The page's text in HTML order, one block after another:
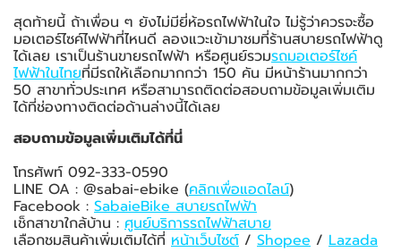
สุดท้ายนี้ ถ้าเพื่อน ๆ ยังไม่มียี่ห้อรถไฟฟ้าในใจ ไม่รู้ว่าควรจะซื้อ
มอเตอร์ไซค์ไฟฟ้าที่ไหนดี ลองแวะเข้ามาชมที่ร้านสบายรถไฟฟ้าดู
ได้เลย เราเป็นร้านขายรถไฟฟ้า หรือศูนย์รวมรถมอเตอร์ไซค์
ไฟฟ้าในไทยที่มีรถให้เลือกมากกว่า 150 คัน มีหน้าร้านมากกว่า
50 สาขาทั่วประเทศ หรือสามารถติดต่อสอบถามข้อมูลเพิ่มเติม
ได้ที่ช่องทางติดต่อด้านล่างนี้ได้เลย
สอบถามข้อมูลเพิ่มเติมได้ที่นี่
โทรศัพท์ 092-333-0590
LINE OA : @sabai-ebike (คลิกเพื่อแอดไลน์)
Facebook : SabaieBike สบายรถไฟฟ้า
เช็กสาขาใกล้บ้าน : ศูนย์บริการรถไฟฟ้าสบาย
เลือกชมสินค้าเพิ่มเติมได้ที่ หน้าเว็บไซต์ / Shopee / Lazada